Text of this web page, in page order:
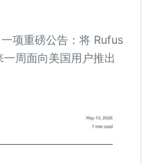
项重磅公告：将 Rufus
周面向美国用户推出